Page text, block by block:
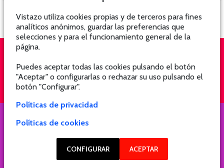
QUIÉNES SOMOS SUSCRÍBETE
Vistazo utiliza cookies propias y de terceros para fines
analíticos anónimos, guardar las preferencias que
selecciones y para el funcionamiento general de la
página.
Puedes aceptar todas las cookies pulsando el botón
"Aceptar" o configurarlas o rechazar su uso pulsando el
botón "Configurar".
Políticas de privacidad
Políticas de cookies
CONFIGURAR ACEPTAR